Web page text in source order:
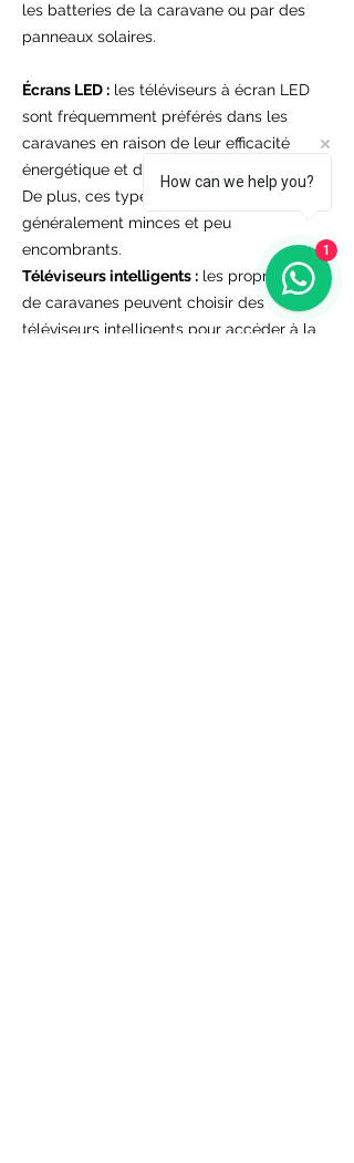
les batteries de la caravane ou par des
panneaux solaires.
Écrans LED : les téléviseurs à écran LED
sont fréquemment préférés dans les
caravanes en raison de leur efficacité
énergétique et de leur conception légère.
De plus, ces types de téléviseurs sont
généralement minces et peu
encombrants.
Téléviseurs intelligents : les propriétaires
de caravanes peuvent choisir des
téléviseurs intelligents pour accéder à la
How can we help you?
1